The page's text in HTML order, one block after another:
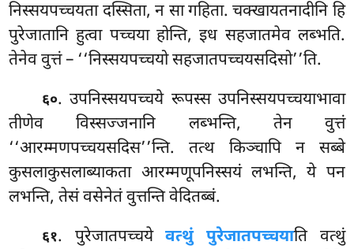
निस्सयपच्चयता दस्सिता, न सा गहिता. चक्खायतनादीनि हि
पुरेजातानि हुत्वा पच्चया होन्ति, इध सहजातमेव लब्भति.
तेनेव वुत्तं – ‘‘निस्सयपच्चयो सहजातपच्चयसदिसो’’ति.
६०. उपनिस्सयपच्चये रूपस्स उपनिस्सयपच्चयाभावा
तीणेव विस्सज्जनानि लब्भन्ति, तेन वुत्तं
‘‘आरम्मणपच्चयसदिस’’न्ति. तत्थ किञ्चापि न सब्बे
कुसलाकुसलाब्याकता आरम्मणूपनिस्सयं लभन्ति, ये पन
लभन्ति, तेसं वसेनेतं वुत्तन्ति वेदितब्बं.
६१. पुरेजातपच्चयेवत्थुं पुरेजातपच्चयाति वत्थुं